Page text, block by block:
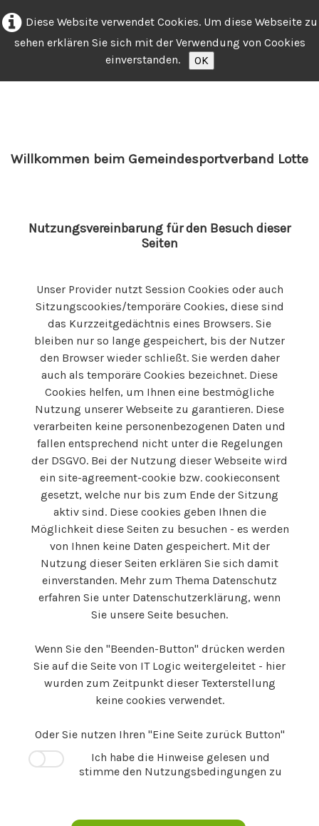
Diese Website verwendet Cookies. Um diese Webseite zu
sehen erklären Sie sich mit der Verwendung von Cookies
einverstanden.
OK
Willkommen beim Gemeindesportverband Lotte
Nutzungsvereinbarung für den Besuch dieser
Seiten
Unser Provider nutzt Session Cookies oder auch
Sitzungscookies/temporäre Cookies, diese sind
das Kurzzeitgedächtnis eines Browsers. Sie
bleiben nur so lange gespeichert, bis der Nutzer
den Browser wieder schließt. Sie werden daher
auch als temporäre Cookies bezeichnet. Diese
Cookies helfen, um Ihnen eine bestmögliche
Nutzung unserer Webseite zu garantieren. Diese
verarbeiten keine personenbezogenen Daten und
fallen entsprechend nicht unter die Regelungen
der DSGVO. Bei der Nutzung dieser Webseite wird
ein site-agreement-cookie bzw. cookieconsent
gesetzt, welche nur bis zum Ende der Sitzung
aktiv sind. Diese cookies geben Ihnen die
Möglichkeit diese Seiten zu besuchen - es werden
von Ihnen keine Daten gespeichert. Mit der
Nutzung dieser Seiten erklären Sie sich damit
einverstanden. Mehr zum Thema Datenschutz
erfahren Sie unter Datenschutzerklärung, wenn
Sie unsere Seite besuchen.
Wenn Sie den "Beenden-Button" drücken werden
Sie auf die Seite von IT Logic weitergeleitet - hier
wurden zum Zeitpunkt dieser Texterstellung
keine cookies verwendet.
Oder Sie nutzen Ihren "Eine Seite zurück Button"
Ich habe die Hinweise gelesen und
stimme den Nutzungsbedingungen zu